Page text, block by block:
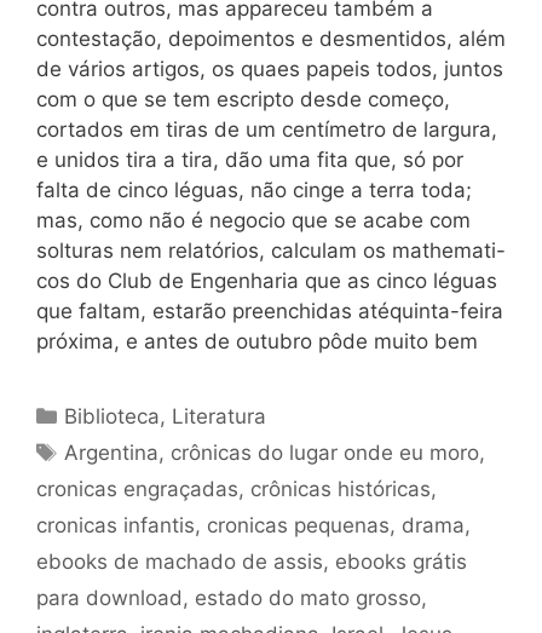
contra outros, mas appareceu também a
contestação, depoimentos e desmentidos, além
de vários artigos, os quaes papeis todos, juntos
com o que se tem escripto desde começo,
cortados em tiras de um centímetro de largura,
e unidos tira a tira, dão uma fita que, só por
falta de cinco léguas, não cinge a terra toda;
mas, como não é negocio que se acabe com
solturas nem relatórios, calculam os mathemati-
cos do Club de Engenharia que as cinco léguas
que faltam, estarão preenchidas atéquinta-feira
próxima, e antes de outubro pôde muito bem
Categorias
Biblioteca, Literatura
Tags
Argentina, crônicas do lugar onde eu moro,
cronicas engraçadas, crônicas históricas,
cronicas infantis, cronicas pequenas, drama,
ebooks de machado de assis, ebooks grátis
para download , estado do mato grosso,